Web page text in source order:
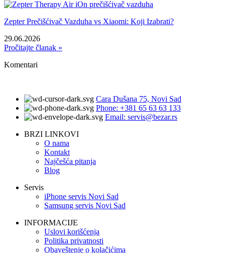
Zepter Prečišćivač Vazduha vs Xiaomi: Koji Izabrati?
29.06.2026
Pročitajte članak »
Komentari
Cara Dušana 75, Novi Sad
Phone: +381 65 63 63 133
Email: servis@bezar.rs
BRZI LINKOVI
O nama
Kontakt
Najčešća pitanja
Blog
Servis
iPhone servis Novi Sad
Samsung servis Novi Sad
INFORMACIJE
Uslovi korišćenja
Politika privatnosti
Obaveštenje o kolačićima